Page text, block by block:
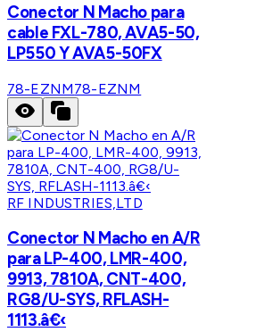
Conector N Macho para
cable FXL-780, AVA5-50,
LP550 Y AVA5-50FX
78-EZNM78-EZNM
RF INDUSTRIES,LTD
Conector N Macho en A/R
para LP-400, LMR-400,
9913, 7810A, CNT-400,
RG8/U-SYS, RFLASH-
1113.â€‹